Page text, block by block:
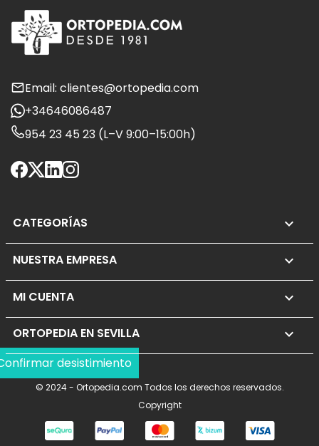
Email: clientes@ortopedia.com
+34646086487
954 23 45 23 (L–V 9:00–15:00h)
CATEGORÍAS 
NUESTRA EMPRESA 
MI CUENTA 
ORTOPEDIA EN SEVILLA keyboard_arrow_down
desistimiento
© 2024 - Ortopedia.com Todos los derechos reservados.
Copyright